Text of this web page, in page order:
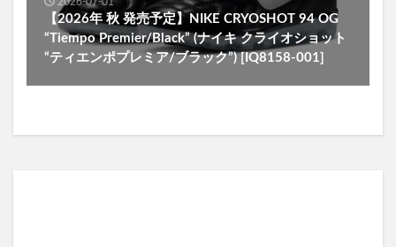
2026-07-01
【2026年 秋 発売予定】NIKE CRYOSHOT 94 OG
“Tiempo Premier/Black” (ナイキ クライオショット
“ティエンポプレミア/ブラック”) [IQ8158-001]